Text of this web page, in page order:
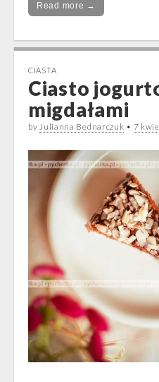
Read more →
CIASTA
Ciasto
migdałami
byJulianna Bednarczuk • 7